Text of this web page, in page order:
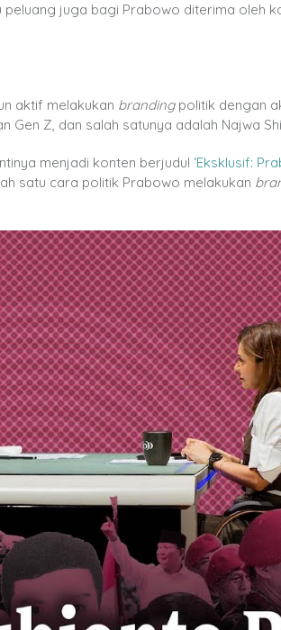
juga bagi Prabowo diterima oleh
aktif melakukan branding politik dengan
Z, dan salah satunya adalah Najwa
menjadi konten berjudul ‘Eksklusif:
satu cara politik Prabowo melakukan